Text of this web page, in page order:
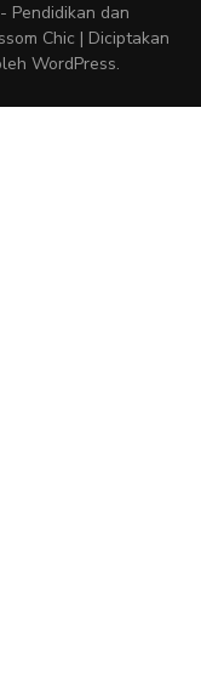
Pendidikan dan
Chic | Diciptakan
WordPress.